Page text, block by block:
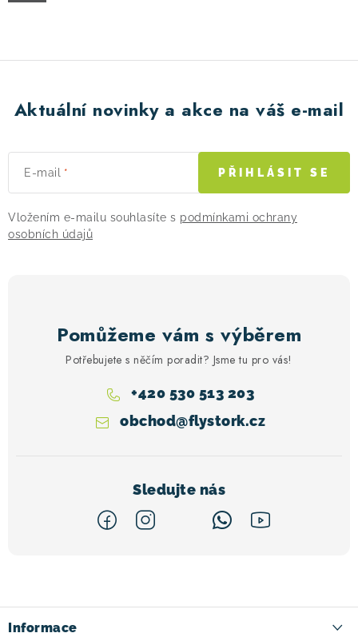
Aktuální novinky a akce na váš e-mail
E-mail
Vložením e-mailu souhlasíte s podmínkami ochrany
osobních údajů
PŘIHLÁSIT SE
Pomůžeme vám s výběrem
Potřebujete s něčím poradit? Jsme tu pro vás!
obchod@flystork.cz
+420 530 513 203
p
aInformace